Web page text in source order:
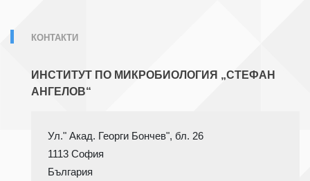
КОНТАКТИ
ИНСТИТУТ ПО МИКРОБИОЛОГИЯ „СТЕФАН
АНГЕЛОВ“
1113 София